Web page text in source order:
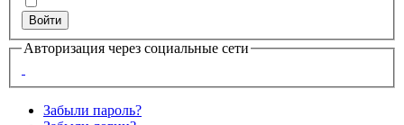
Войти
Авторизация через социальные сети
Забыли пароль?